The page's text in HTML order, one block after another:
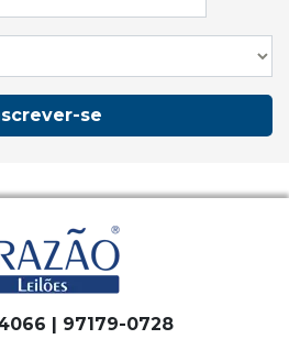
se
4066 | 97179-0728